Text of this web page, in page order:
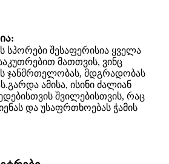
სპორები შესაფერისია ყველა
მათთვის, ვინც
ჯანმრთელობას, მდგრადობას
ამისა, ისინი ძალიან
შვილებისთვის, რაც
და უსაფრთხოებას ჭამის